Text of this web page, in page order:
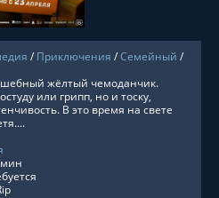
/ Приключения /Семейный /
жёлтый чемоданчик.
или грипп, но и тоску,
В это время на свете